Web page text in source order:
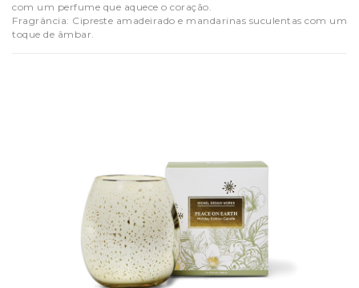
com um perfume que aquece o coração.
Fragrância: Cipreste amadeirado e mandarinas suculentas com um
toque de âmbar.